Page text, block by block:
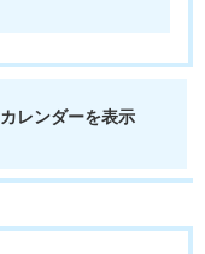
カレンダーを表示